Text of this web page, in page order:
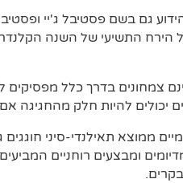
הירח התשיעי של השנה
צמחונים בדרך כלל
יכולים להיות חלק מהחגיגה
ממוצא תאילנדי-סיני
ומבצעים רוחניים